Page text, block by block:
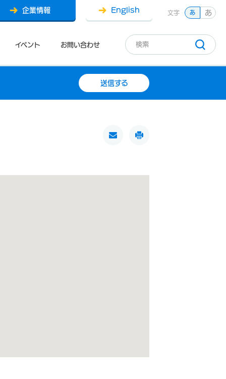
イベント お問い合わせ
企業情報 English 文字 あ あ
送信する